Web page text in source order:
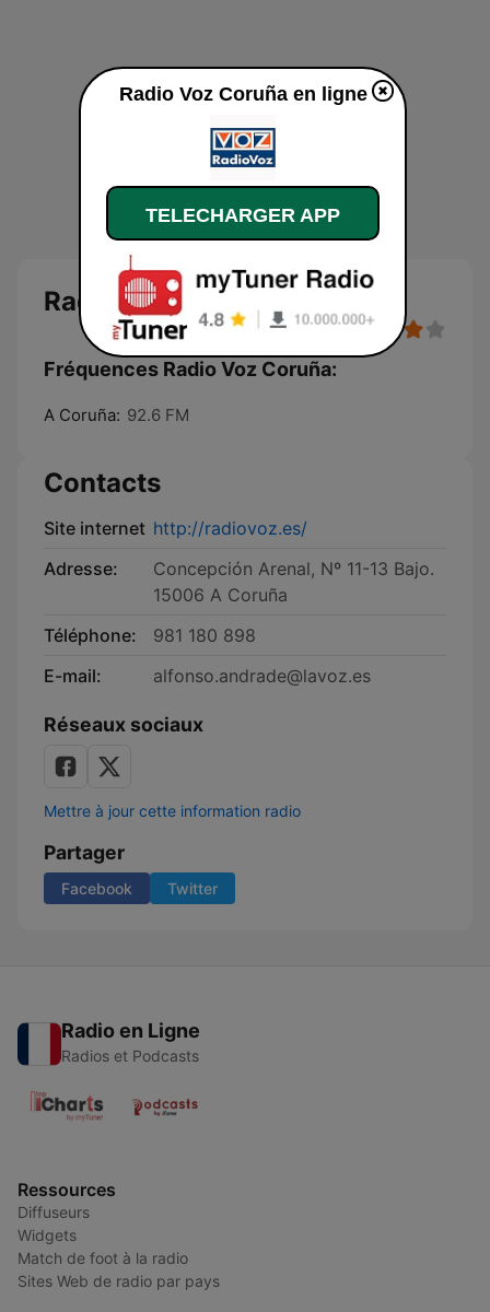
Radio Voz Coruña
Fréquences Radio Voz Coruña:
A Coruña: 92.6 FM
Contacts
Site internet http://radiovoz.es/
Adresse:
Concepción Arenal, Nº 11-13 Bajo.
15006 A Coruña
Téléphone:
981 180 898
E-mail:
alfonso.andrade@lavoz.es
Réseaux sociaux
Mettre à jour cette information radio
Partager
Facebook Twitter
Radio en Ligne
Radios et Podcasts
Ressources
Diffuseurs
Widgets
Match de foot à la radio
Sites Web de radio par pays
Radio Voz Coruña en ligne
TELECHARGER APP